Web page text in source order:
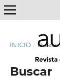
INICIO / Buscar
Buscar